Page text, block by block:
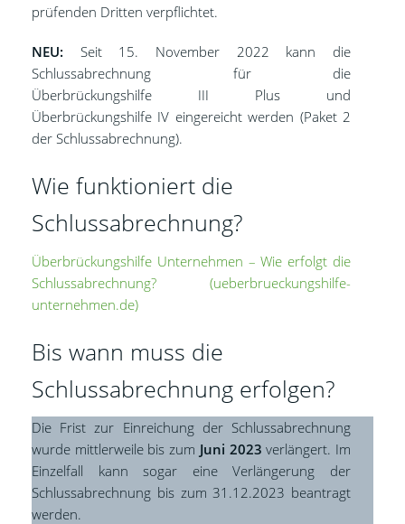
prüfenden Dritten verpflichtet.
NEU: Seit 15. November 2022 kann die
Schlussabrechnung für die
Überbrückungshilfe III Plus und
Überbrückungshilfe IV eingereicht werden (Paket 2
der Schlussabrechnung).
Wie funktioniert die
Schlussabrechnung?
Überbrückungshilfe Unternehmen – Wie erfolgt die
Schlussabrechnung? (ueberbrueckungshilfe-
unternehmen.de)
Bis wann muss die
Schlussabrechnung erfolgen?
Die Frist zur Einreichung der Schlussabrechnung
wurde mittlerweile bis zum Juni 2023 verlängert. Im
Einzelfall kann sogar eine Verlängerung der
Schlussabrechnung bis zum 31.12.2023 beantragt
werden.